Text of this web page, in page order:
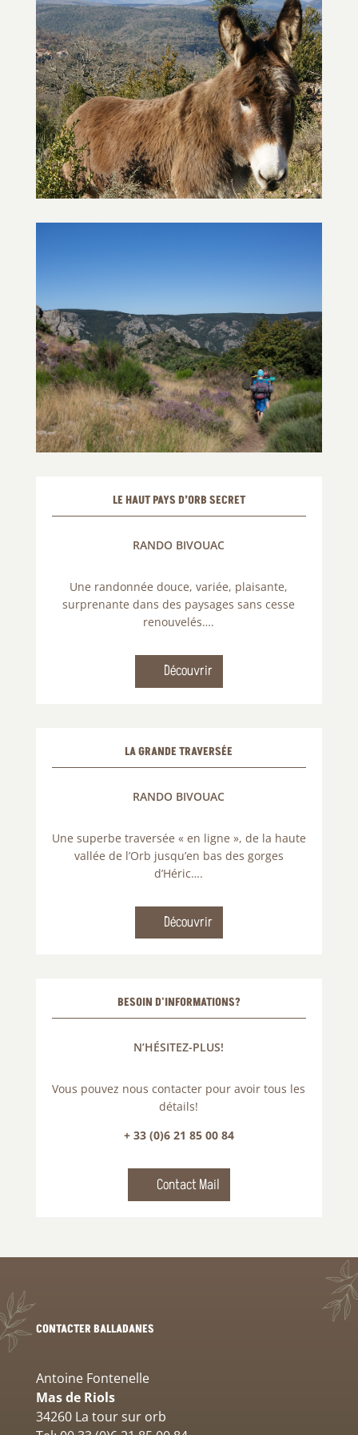
LE HAUT PAYS D’ORB SECRET
RANDO BIVOUAC
Une randonnée douce, variée, plaisante,
surprenante dans des paysages sans cesse
renouvelés….
Découvrir
LA GRANDE TRAVERSÉE
RANDO BIVOUAC
Une superbe traversée « en ligne », de la haute
vallée de l’Orb jusqu’en bas des gorges
d’Héric….
Découvrir
BESOIN D'INFORMATIONS?
N’HÉSITEZ-PLUS!
Vous pouvez nous contacter pour avoir tous les
détails!
+ 33 (0)6 21 85 00 84
Contact Mail
CONTACTER BALLADANES
Antoine Fontenelle
Mas de Riols
34260 La tour sur orb